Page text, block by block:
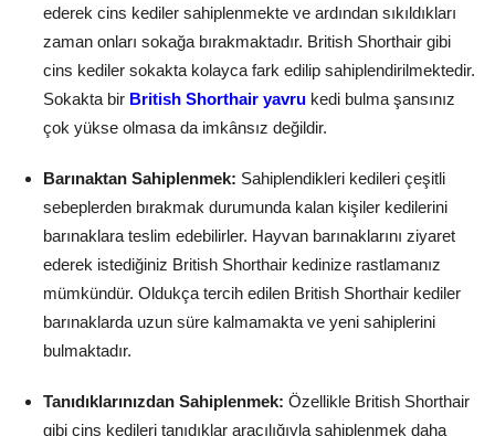
ederek cins kediler sahiplenmekte ve ardından sıkıldıkları
zaman onları sokağa bırakmaktadır. British Shorthair gibi
cins kediler sokakta kolayca fark edilip sahiplendirilmektedir.
Sokakta bir British Shorthair yavru kedi bulma şansınız
çok yükse olmasa da imkânsız değildir.
Barınaktan Sahiplenmek: Sahiplendikleri kedileri çeşitli
sebeplerden bırakmak durumunda kalan kişiler kedilerini
barınaklara teslim edebilirler. Hayvan barınaklarını ziyaret
ederek istediğiniz British Shorthair kedinize rastlamanız
mümkündür. Oldukça tercih edilen British Shorthair kediler
barınaklarda uzun süre kalmamakta ve yeni sahiplerini
bulmaktadır.
Tanıdıklarınızdan Sahiplenmek: Özellikle British Shorthair
gibi cins kedileri tanıdıklar aracılığıyla sahiplenmek daha